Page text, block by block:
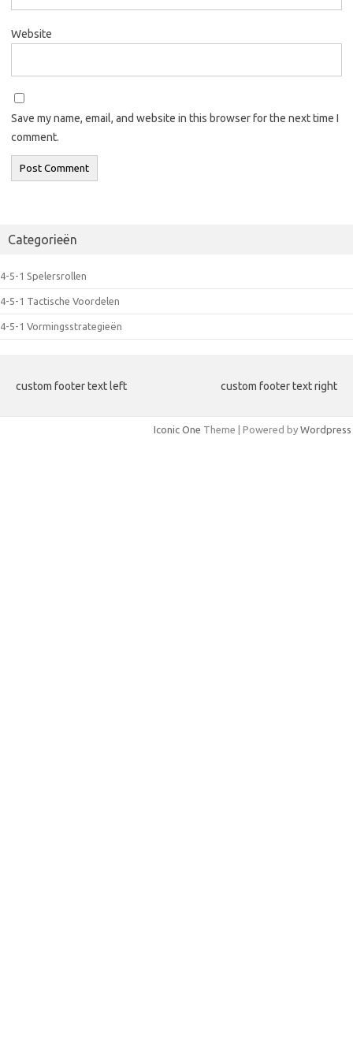
Website
Save my name, email, and website in this browser for the next time I
comment.
Categorieën
4-5-1 Spelersrollen
4-5-1 Tactische Voordelen
4-5-1 Vormingsstrategieën
custom footer text left custom footer text right
Iconic One Theme | Powered by Wordpress